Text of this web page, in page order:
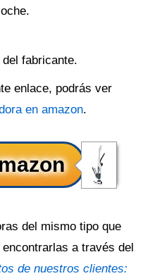
fabricante.
enlace, podrás ver
en amazon.
del mismo tipo que
encontrarlas a través del
de nuestros clientes: